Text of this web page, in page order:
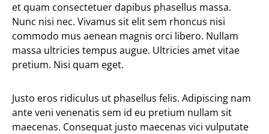
et quam consectetuer dapibus phasellus massa.
Nunc nisi nec. Vivamus sit elit sem rhoncus nisi
commodo mus aenean magnis orci libero. Nullam
massa ultricies tempus augue. Ultricies amet vitae
pretium. Nisi quam eget.
Justo eros ridiculus ut phasellus felis. Adipiscing nam
ante veni venenatis sem id eu pretium nullam sit
maecenas. Consequat justo maecenas vici vulputate